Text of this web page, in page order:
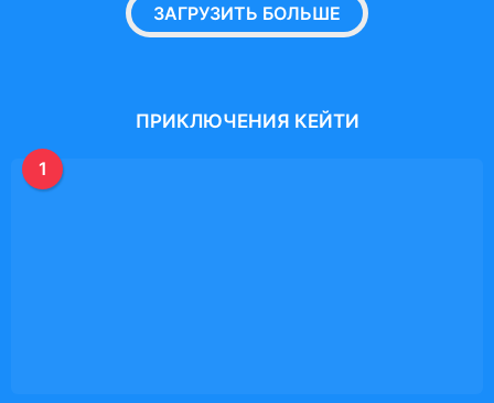
ЗАГРУЗИТЬ БОЛЬШЕ
ПРИКЛЮЧЕНИЯ КЕЙТИ
1